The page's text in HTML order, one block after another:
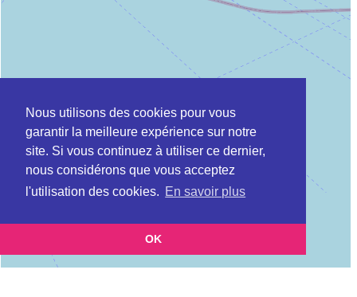
Nous utilisons des cookies pour vous
garantir la meilleure expérience sur notre
site. Si vous continuez à utiliser ce dernier,
nous considérons que vous acceptez
l'utilisation des cookies. En savoir plus
OK